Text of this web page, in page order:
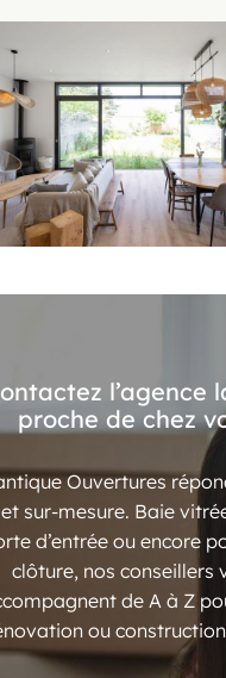
l’agence
proche de chez
Ouvertures
sur-mesure. Baie
d’entrée ou encore
clôture, nos conseillers
de A à Z
ou